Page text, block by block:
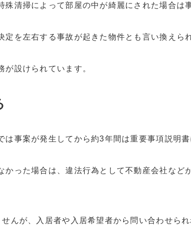
清掃によって部屋の中が綺麗にされた場合は
を左右する事故が起きた物件とも言い換えら
設けられています。
事案が発生してから約3年間は重要事項説明書
った場合は、違法行為として不動産会社など
んが、入居者や入居希望者から問い合わせられ